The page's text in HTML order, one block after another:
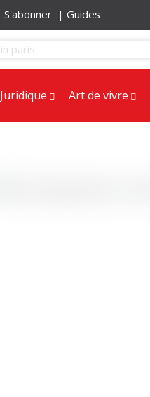
S'abonner | Guides
Juridique Art de vivre